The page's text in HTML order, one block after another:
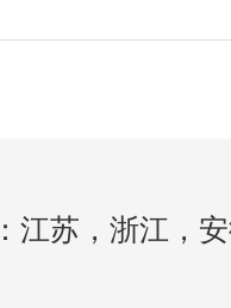
用。1、冷库的容
江苏，浙江，